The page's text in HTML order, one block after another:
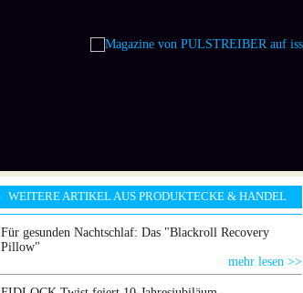
WEITERE ARTIKEL AUS PRODUKTECKE & HANDEL
Für gesunden Nachtschlaf: Das "Blackroll Recovery
Pillow"
mehr lesen >>